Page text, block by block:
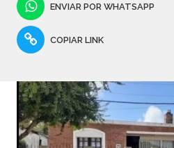
ENVIAR POR WHATSAPP
COPIAR LINK